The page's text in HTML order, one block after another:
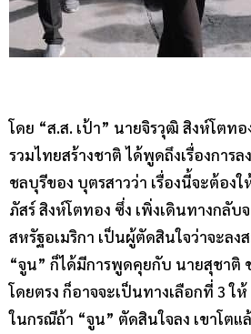
โดย “ส.ส. เป้า” นายจิรวุฒิ สิงห์โตท
รวมไทยสร้างชาติ ได้พูดถึงเรื่องการ
ชลบุรีของ บุตรสาวว่า เรื่องนี้จะต้อง
ภัสร์ สิงห์โตทอง ซึ่ง เพิ่งเดินทางกลับ
สหรัฐอเมริกา เป็นผู้ตัดสินใจว่าจะลง
“จูน” ก็ได้มีการพูดคุยกับ นายสุชาติ
โดยตรง ก็อาจจะเป็นทางเลือกที่ 3 ใ
ในกรณีถ้า “จูน” ตัดสินใจลง เขาโตแ